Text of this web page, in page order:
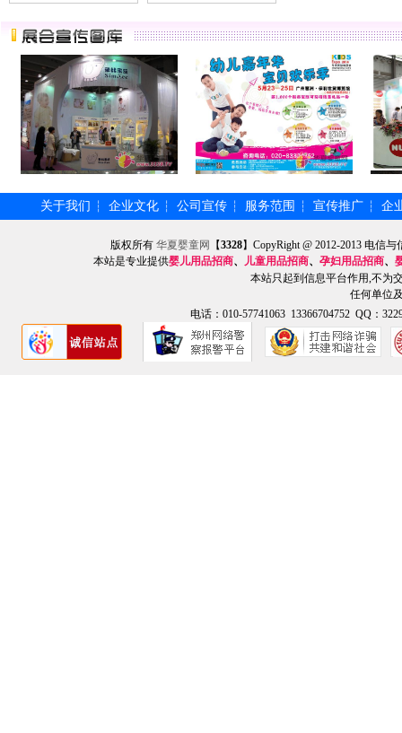
关于我们 ┆ 企业文化 ┆ 公司宣传 ┆ 服务范围 ┆ 宣传推广 ┆ 企
版权所有华夏婴童网 【3328】CopyRight @ 2012-2013 电信
本站是专业提供婴儿用品招商、 儿童用品招商、 孕妇用品招商、
本站只起到信息平台作用,不为
任何单位
电话：010-57741063 13366704752 QQ：